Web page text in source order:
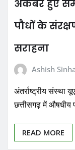
अकबर हुए
पौधों के
सराहना
Ashish
अंतर्राष्ट्रीय संस्था
छत्तीसगढ़ में औषधीय
READ MORE